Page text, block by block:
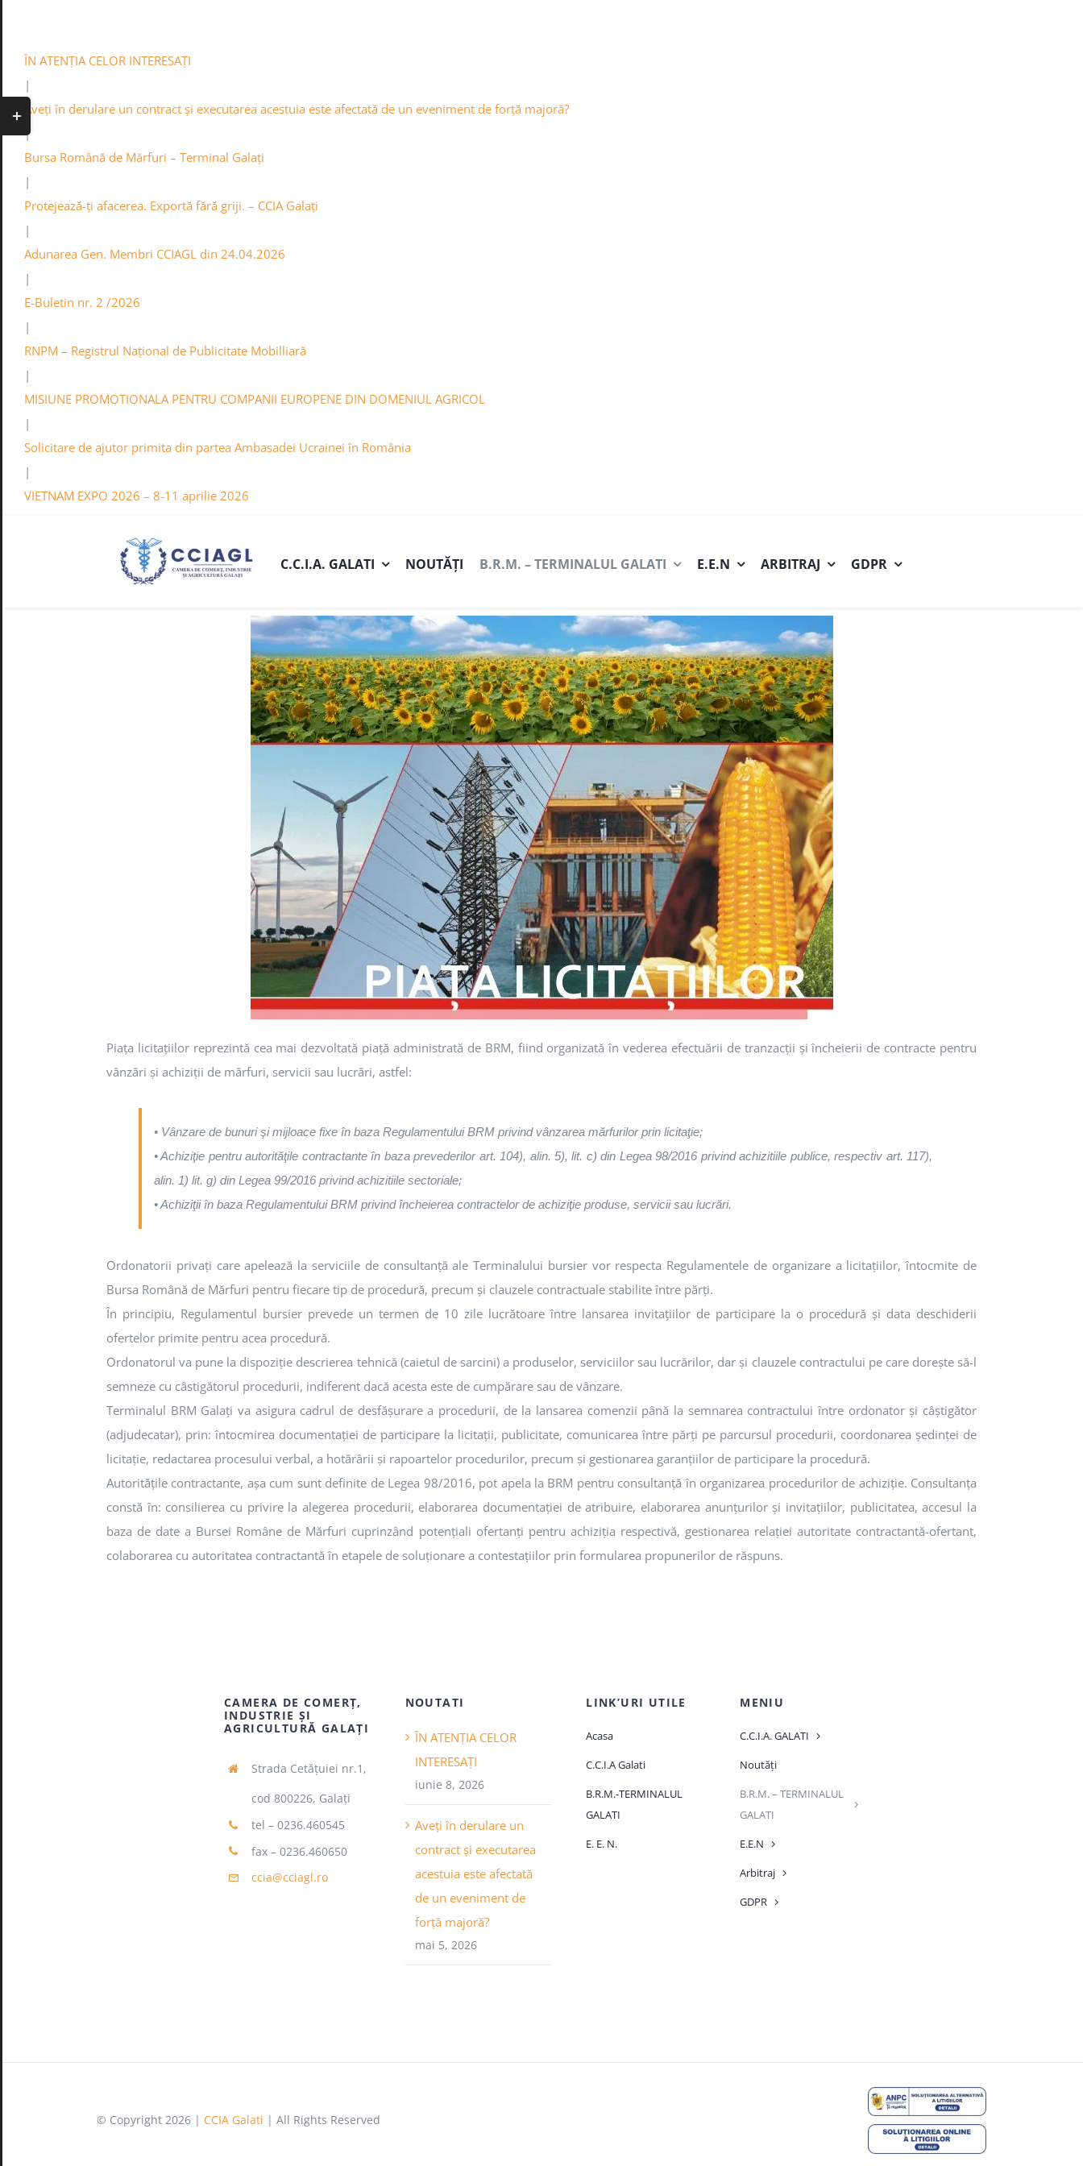
contentÎN ATENȚIA CELOR INTERESAȚI
|
Aveți în derulare un contract și executarea acestuia este afectată de un eveniment de forță majoră?
|
Bursa Română de Mărfuri – Terminal Galați
|
Protejează-ți afacerea. Exportă fără griji. – CCIA Galați
|
Adunarea Gen. Membri CCIAGL din 24.04.2026
|
E-Buletin nr. 2 /2026
|
RNPM – Registrul Național de Publicitate Mobilliară
|
MISIUNE PROMOTIONALA PENTRU COMPANII EUROPENE DIN DOMENIUL AGRICOL
|
Solicitare de ajutor primita din partea Ambasadei Ucrainei în România
|
VIETNAM EXPO 2026 – 8-11 aprilie 2026
C.C.I.A. GALATI NOUTĂȚI B.R.M. – TERMINALUL GALATI E.E.N ARBITRAJ GDPR
Piaţa licitaţiilor reprezintă cea mai dezvoltată piaţă administrată de BRM, fiind organizată în vederea efectuării de tranzacţii şi încheierii de contracte pentru
vânzări şi achiziţii de mărfuri, servicii sau lucrări, astfel:
• Vânzare de bunuri şi mijloace fixe în baza Regulamentului BRM privind vânzarea mărfurilor prin licitaţie;
• Achiziţie pentru autorităţile contractante în baza prevederilor art. 104), alin. 5), lit. c) din Legea 98/2016 privind achizitiile publice, respectiv art. 117),
alin. 1) lit. g) din Legea 99/2016 privind achizitiile sectoriale;
• Achiziţii în baza Regulamentului BRM privind încheierea contractelor de achiziţie produse, servicii sau lucrări.
Ordonatorii privaţi care apelează la serviciile de consultanţă ale Terminalului bursier vor respecta Regulamentele de organizare a licitaţiilor, întocmite de
Bursa Română de Mărfuri pentru fiecare tip de procedură, precum şi clauzele contractuale stabilite între părţi.
În principiu, Regulamentul bursier prevede un termen de 10 zile lucrătoare între lansarea invitaţiilor de participare la o procedură şi data deschiderii
ofertelor primite pentru acea procedură.
Ordonatorul va pune la dispoziţie descrierea tehnică (caietul de sarcini) a produselor, serviciilor sau lucrărilor, dar şi clauzele contractului pe care doreşte să-l
semneze cu câstigătorul procedurii, indiferent dacă acesta este de cumpărare sau de vânzare.
Terminalul BRM Galaţi va asigura cadrul de desfăşurare a procedurii, de la lansarea comenzii până la semnarea contractului între ordonator şi câştigător
(adjudecatar), prin: întocmirea documentaţiei de participare la licitații, publicitate, comunicarea între părţi pe parcursul procedurii, coordonarea şedinţei de
licitaţie, redactarea procesului verbal, a hotărârii şi rapoartelor procedurilor, precum şi gestionarea garanţiilor de participare la procedură.
Autorităţile contractante, aşa cum sunt definite de Legea 98/2016, pot apela la BRM pentru consultanţă în organizarea procedurilor de achiziţie. Consultanţa
constă în: consilierea cu privire la alegerea procedurii, elaborarea documentaţiei de atribuire, elaborarea anunţurilor şi invitaţiilor, publicitatea, accesul la
baza de date a Bursei Române de Mărfuri cuprinzând potenţiali ofertanţi pentru achiziţia respectivă, gestionarea relaţiei autoritate contractantă-ofertant,
colaborarea cu autoritatea contractantă în etapele de soluţionare a contestaţiilor prin formularea propunerilor de răspuns.
CAMERA DE COMERŢ,
INDUSTRIE ŞI
AGRICULTURĂ GALAŢI
Strada Cetăţuiei nr.1,
cod 800226, Galaţi
tel – 0236.460545
fax – 0236.460650
ccia@cciagl.ro
NOUTATI
ÎN ATENȚIA CELOR
INTERESAȚI
iunie 8, 2026
Aveți în derulare un
contract și executarea
acestuia este afectată
de un eveniment de
forță majoră?
mai 5, 2026
LINK’URI UTILE
Acasa
C.C.I.A Galati
B.R.M.-TERMINALUL
GALATI
E. E. N.
MENIU
C.C.I.A. GALATI
Noutăți
B.R.M. – TERMINALUL
GALATI
E.E.N
Arbitraj
GDPR
© Copyright 2026 | CCIA Galati | All Rights Reserved
Toggle
Sliding